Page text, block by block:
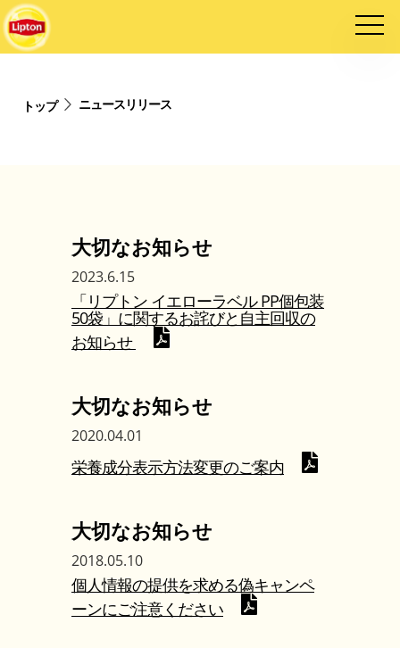
トップ ニュースリリース
大切なお知らせ
2023.6.15
「リプトン イエローラベル PP個包装
50袋」に関するお詫びと自主回収の
お知らせ
大切なお知らせ
2020.04.01
栄養成分表示方法変更のご案内
大切なお知らせ
2018.05.10
個人情報の提供を求める偽キャンペ
ーンにご注意ください